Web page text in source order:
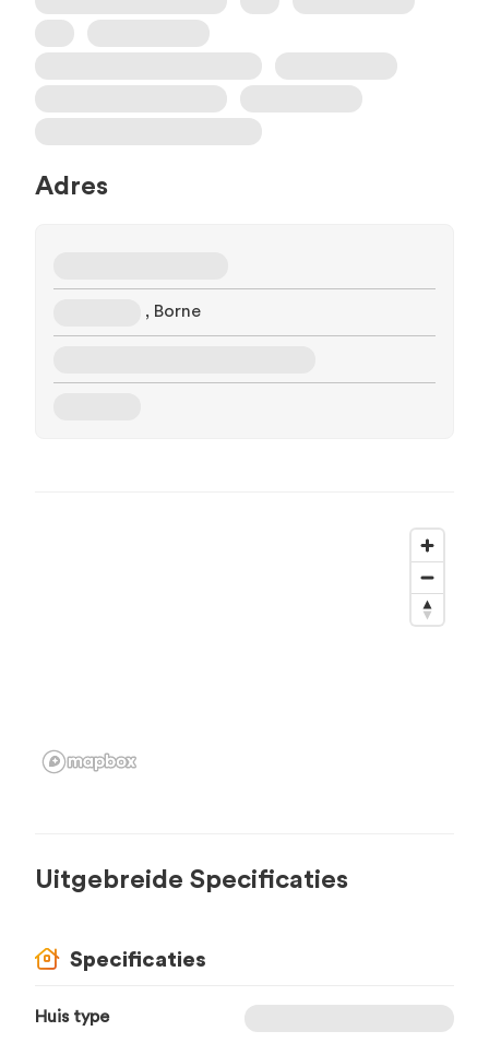
Adres
, Borne
Uitgebreide Specificaties
Specificaties
Huis type